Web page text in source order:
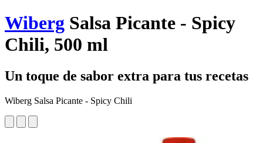
Wiberg Salsa Picante - Spicy
Chili, 500 ml
Un toque de sabor extra para tus recetas
Wiberg Salsa Picante - Spicy Chili